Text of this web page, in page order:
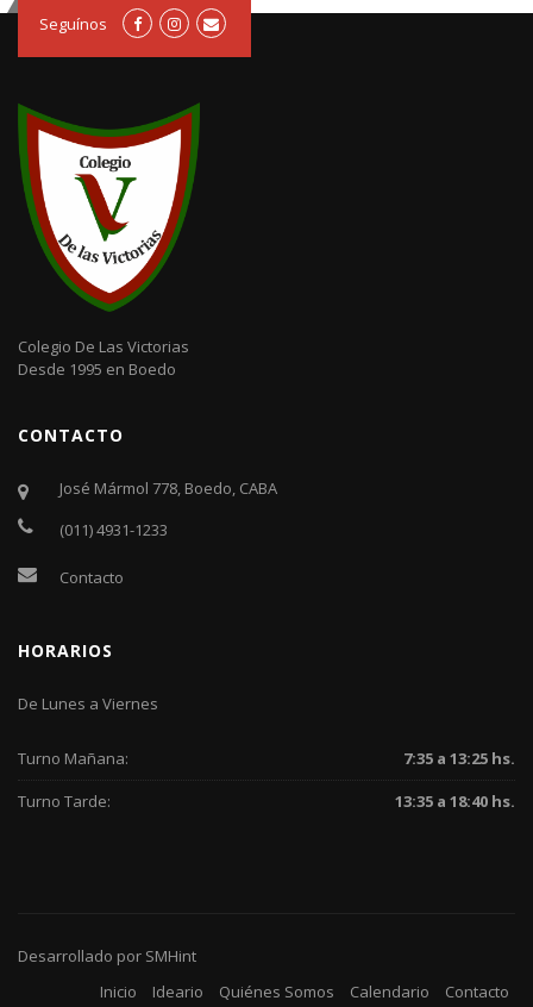
Seguínos
Colegio De Las Victorias
Desde 1995 en Boedo
CONTACTO
José Mármol 778, Boedo, CABA
(011) 4931-1233
Contacto
HORARIOS
De Lunes a Viernes
Turno Mañana:
7:35 a 13:25 hs.
Turno Tarde:
13:35 a 18:40 hs.
Desarrollado por SMHint
Inicio
Ideario Quiénes Somos Calendario Contacto